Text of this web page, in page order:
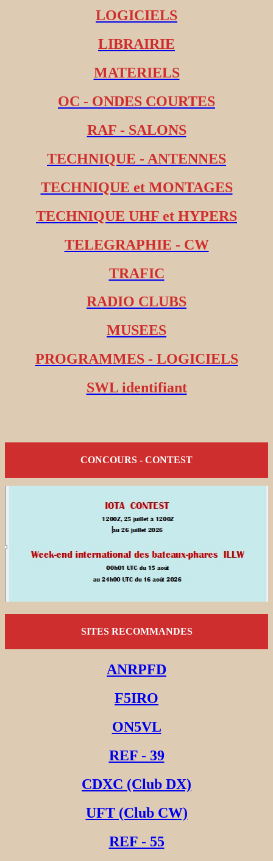
LOGICIELS
LIBRAIRIE
MATERIELS
OC - ONDES COURTES
RAF - SALONS
TECHNIQUE - ANTENNES
TECHNIQUE et MONTAGES
TECHNIQUE UHF et HYPERS
TELEGRAPHIE - CW
TRAFIC
RADIO CLUBS
MUSEES
PROGRAMMES - LOGICIELS
SWL identifiant
CONCOURS - CONTEST
SITES RECOMMANDES
ANRPFD
F5IRO
ON5VL
REF - 39
CDXC (Club DX)
UFT (Club CW)
REF - 55